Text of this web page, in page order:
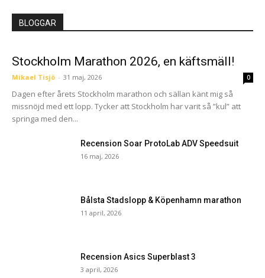
BLOGGAR
Stockholm Marathon 2026, en käftsmäll!
Mikael Tisjö - 31 maj, 2026 0
Dagen efter årets Stockholm marathon och sällan känt mig så
missnöjd med ett lopp. Tycker att Stockholm har varit så ”kul” att
springa med den...
Recension Soar ProtoLab ADV Speedsuit
16 maj, 2026
Bålsta Stadslopp & Köpenhamn marathon
11 april, 2026
Recension Asics Superblast 3
3 april, 2026